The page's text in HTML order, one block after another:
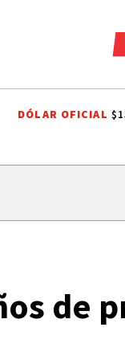
TRIBUTARIO EL
DÓLAR OFICIAL
de